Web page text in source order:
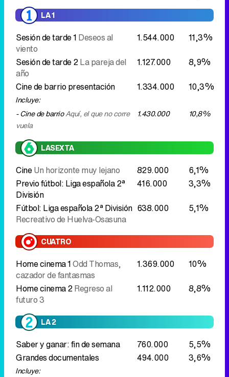
LA 1
Sesión de tarde 1 Deseos al
viento
1.544.000
11,3%
Sesión de tarde 2La pareja del
año
1.127.000
8,9%
Cine de barrio presentación
1.334.000 10,3%
Incluye:
- Cine de barrioAquí, el que no corre
vuela
1.430.000 10,8%
LASEXTA
CineUn horizonte muy lejano 829.000
6,1%
Previo fútbol: Liga española 2ª
División
416.000
3,3%
Fútbol: Liga española 2ª División
Recreativo de Huelva-Osasuna
638.000 5,1%
CUATRO
Home cinema 1Odd Thomas,
cazador de fantasmas
1.369.000
10%
Home cinema 2Regreso al
futuro 3
1.112.000 8,8%
LA 2
Saber y ganar: fin de semana 760.000
5,5%
Grandes documentales
494.000 3,6%
Incluye: